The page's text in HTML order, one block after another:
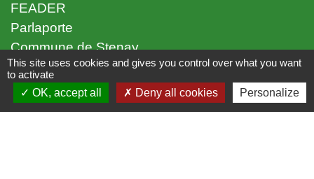
FEADER
Parlaporte
Commune de Stenay
Mentions légales Politique de confidentialité
Accessibilité - Plan du site -
This site uses cookies and gives you control over what you want
to activate
OK, accept all
Deny all cookies Personalize